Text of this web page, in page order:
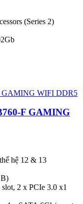
(Series 2)
F GAMING
hệ 12 & 13
2 x PCIe 3.0 x1